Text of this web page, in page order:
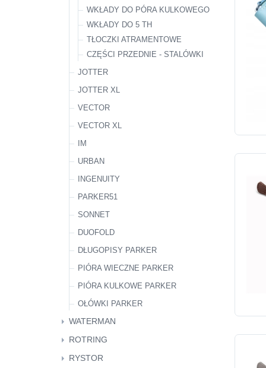
WKŁADY DO PÓRA KULKOWEGO
WKŁADY DO 5 TH
TŁOCZKI ATRAMENTOWE
CZĘŚCI PRZEDNIE - STALÓWKI
JOTTER
JOTTER XL
VECTOR
VECTOR XL
IM
URBAN
INGENUITY
PARKER51
SONNET
DUOFOLD
DŁUGOPISY PARKER
PIÓRA WIECZNE PARKER
PIÓRA KULKOWE PARKER
OŁÓWKI PARKER
WATERMAN
EKSPOZYTORY
IMPRESSION
ROTRING
CIENKOPISY
RYSTOR